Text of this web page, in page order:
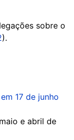
sobre o
).
17 de junho
e abril de